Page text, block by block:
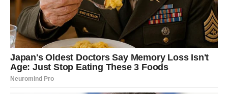
Na emotivnom planu, sledeća nedelja donosiveliku
lekciju ravnoteže . Ovan je često taj koji voli jače, koji se
bori za odnos, koji daje sve ili ništa. Karma sada postavlja
pitanje:da li dobijaš isto zauzvrat?
Ako si u vezi, partner može pokazati drugačije lice – više
razumevanja, više truda, više želje da se odnos